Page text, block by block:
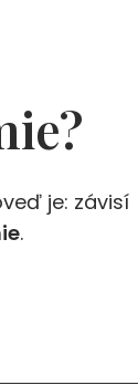
je: závisí
.